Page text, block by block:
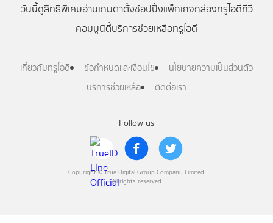
Follow us
Copyright © True Digital Group Company Limited.
All rights reserved
วันนี้ดูสิทธิพิเศษอ่านเกมตาตั้งช้อปปิ้งแพ็กเกจกล่องทรูไอดีทีวี
คอมมูนิตี้บริการช่วยเหลือทรูไอดี
เกี่ยวกับทรูไอดี ข้อกำหนดและเงื่อนไข
นโยบายความเป็นส่วนตัว
บริการช่วยเหลือ
ติดต่อเรา